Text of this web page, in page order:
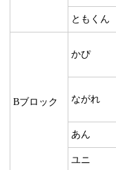
ともくん
Bブロック
かぴ
ながれ
あん
ユニ